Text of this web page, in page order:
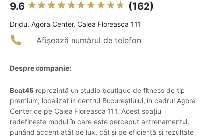
9.6 (162)
Dridu, Agora Center, Calea Floreasca 111
Afișează numărul de telefon
Despre companie:
Beat45 reprezintă un studio boutique de fitness de tip
premium, localizat în centrul Bucureștiului, în cadrul Agora
Center de pe Calea Floreasca 111. Acest spațiu
redefinește modul în care este perceput antrenamentul,
punând accent atât pe lux, cât și pe eficiență și rezultate